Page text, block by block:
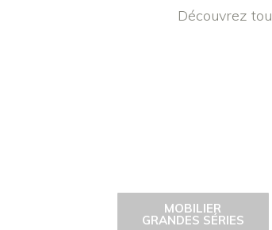
Découvrez
MOBILIER
GRANDES SÉRIES